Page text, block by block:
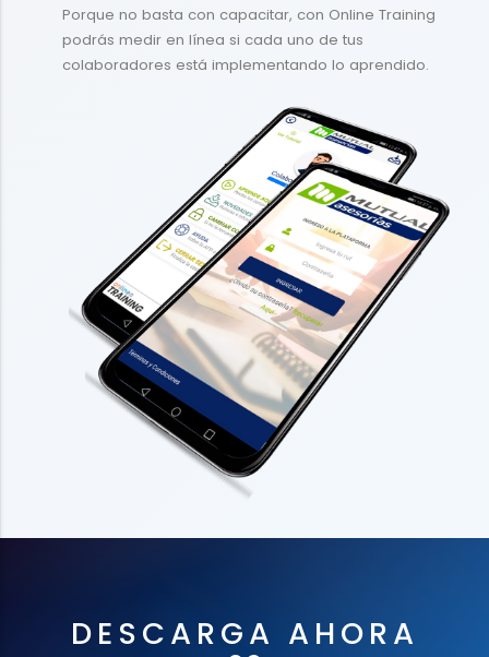
Porque no basta con capacitar, con Online Training
podrás medir en línea si cada uno de tus
colaboradores está implementando lo aprendido.
DESCARGA AHORA